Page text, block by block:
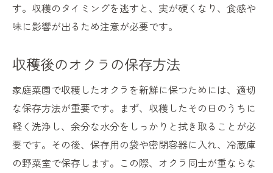
す。収穫のタイミングを逃すと、実が硬くなり、食感や
味に影響が出るため注意が必要です。
収穫後のオクラの保存方法
家庭菜園で収穫したオクラを新鮮に保つためには、適切
な保存方法が重要です。まず、収穫したその日のうちに
軽く洗浄し、余分な水分をしっかりと拭き取ることが必
要です。その後、保存用の袋や密閉容器に入れ、冷蔵庫
の野菜室で保存します。この際、オクラ同士が重ならな